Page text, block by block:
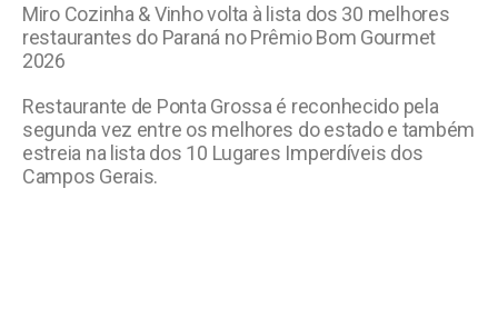
Miro Cozinha & Vinho volta à lista dos 30 melhores
restaurantes do Paraná no Prêmio Bom Gourmet
2026
Restaurante de Ponta Grossa é reconhecido pela
segunda vez entre os melhores do estado e também
estreia na lista dos 10 Lugares Imperdíveis dos
Campos Gerais.